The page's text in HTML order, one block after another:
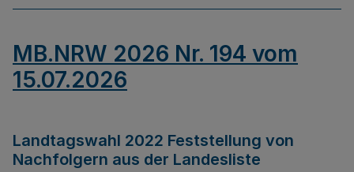
MB.NRW 2026 Nr. 194 vom
15.07.2026
Landtagswahl 2022 Feststellung von
Nachfolgern aus der Landesliste